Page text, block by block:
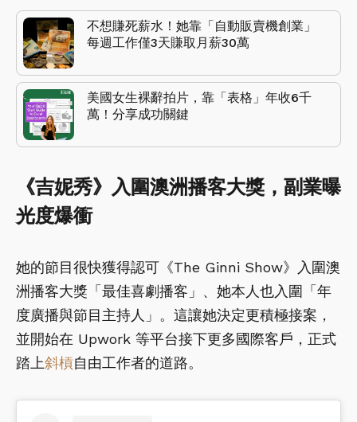
不想賺死薪水！她靠「自動販賣機創業」
每週工作僅3天賺取月薪30萬
美國女生裸辭拍片，靠「表格」年收6千
萬！分享成功關鍵
《吉妮秀》入圍澳洲播客大獎，副業曝
光度爆衝
她的節目很快獲得認可《The Ginni Show》入圍澳
洲播客大獎「最佳喜劇播客」、她本人也入圍「年
度廣播與節目主持人」。這讓她決定更積極接案，
並開始在 Upwork 等平台接下更多國際客戶，正式
踏上斜槓自由工作者的道路。